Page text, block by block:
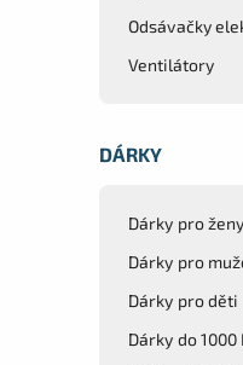
Odsávačky
Ventilátory
DÁRKY
Dárky pro ženy
Dárky pro
Dárky pro děti
Dárky do 1000